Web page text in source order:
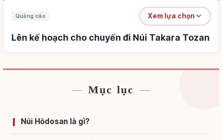
Quảng cáo Xem lựa chọn
Lên kế hoạch cho chuyến đi Núi Takara Tozan
Tìm chỗ ở gần Núi Takara Tozan
Tìm trải nghiệm tại Núi Takara Tozan
Mục lục
Núi Hōdosan là gì?